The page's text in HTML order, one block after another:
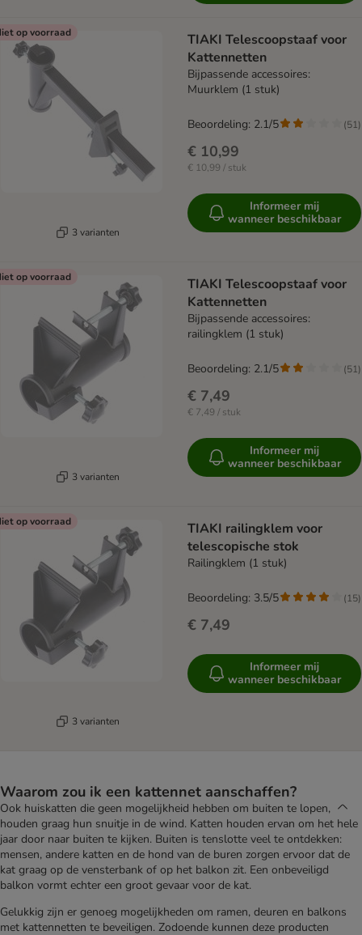
op voorraad
3 varianten
TIAKI Telescoopstaaf voor
Kattennetten
Bijpassende accessoires:
Muurklem (1 stuk)
€ 10,99
€ 10,99 / stuk
Beoordeling: 2.1/5 (51)
Informeer mij
wanneer beschikbaar
op voorraad
3 varianten
TIAKI Telescoopstaaf voor
Kattennetten
Bijpassende accessoires:
railingklem (1 stuk)
€ 7,49
€ 7,49 / stuk
Beoordeling: 2.1/5 (51)
Informeer mij
wanneer beschikbaar
op voorraad
3 varianten
TIAKI railingklem voor
telescopische stok
Railingklem (1 stuk)
€ 7,49
Beoordeling: 3.5/5 (15)
Informeer mij
wanneer beschikbaar
Waarom zou ik een kattennet aanschaffen?
Ook huiskatten die geen mogelijkheid hebben om buiten te lopen,
houden graag hun snuitje in de wind. Katten houden ervan om het hele
jaar door naar buiten te kijken. Buiten is tenslotte veel te ontdekken:
mensen, andere katten en de hond van de buren zorgen ervoor dat de
kat graag op de vensterbank of op het balkon zit. Een onbeveiligd
balkon vormt echter een groot gevaar voor de kat.
Gelukkig zijn er genoeg mogelijkheden om ramen, deuren en balkons
met kattennetten te beveiligen. Zodoende kunnen deze producten